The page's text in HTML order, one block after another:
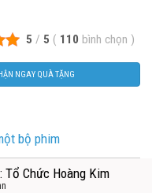
5 / 5 ( 110 bình chọn )
NGAY QUÀ TẶNG
bộ phim
Tổ Chức Hoàng Kim